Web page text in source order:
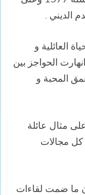
الديني .
العائلية و
الحواجز بين
المحبة و
مثال عائلة
كل مجالات
بمصر سنة 1975 وسرعان ما ضمت لقاءات